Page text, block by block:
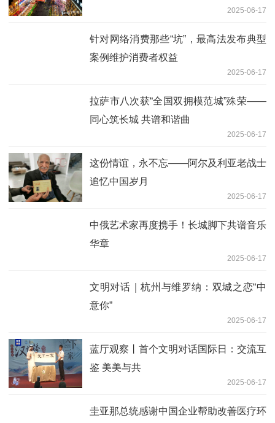
2025-06-17
针对网络消费那些“坑”，最高法发布典型
案例维护消费者权益
2025-06-17
拉萨市八次获“全国双拥模范城”殊荣——
同心筑长城 共谱和谐曲
2025-06-17
这份情谊，永不忘——阿尔及利亚老战士
追忆中国岁月
2025-06-17
中俄艺术家再度携手！长城脚下共谱音乐
华章
2025-06-17
文明对话｜杭州与维罗纳：双城之恋“中
意你”
2025-06-17
蓝厅观察丨首个文明对话国际日：交流互
鉴 美美与共
2025-06-17
圭亚那总统感谢中国企业帮助改善医疗环